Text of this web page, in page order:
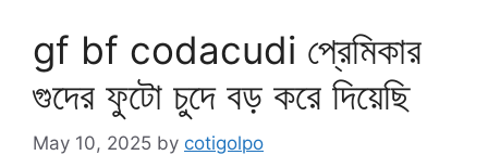
gf bf codacudi প্রেমিকার
গুদের ফুটো চুদে বড় করে দিয়েছি
May 10, 2025 by cotigolpo